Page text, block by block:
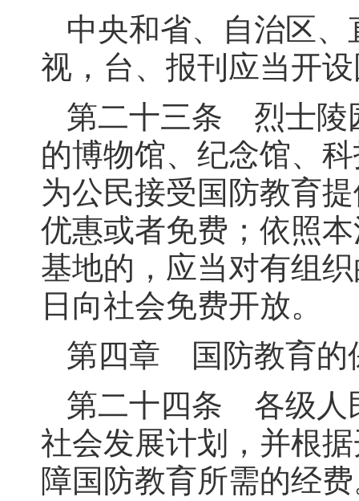
中央和省、自治区
视，台、报刊应当开
第二十三条 烈士陵
的博物馆、纪念馆、
为公民接受国防教育
优惠或者免费；依照
基地的，应当对有组
日向社会免费开放。
第四章 国防教育的
第二十四条 各级人
社会发展计划，并根
障国防教育所需的经